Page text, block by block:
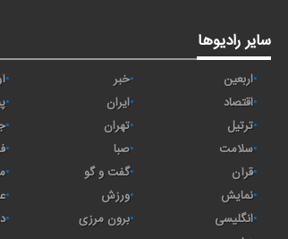
سایر رادیوها
اربعین خبر
اقتصاد
ايران
ترتیل
تهران
سلامت
صبا
قرآن
گفت و گو
نمایش
ورزش
انگلیسی
برون مرزی